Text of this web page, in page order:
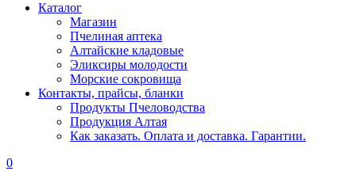
Каталог
Магазин
Пчелиная аптека
Алтайские кладовые
Эликсиры молодости
Морские сокровища
Контакты, прайсы, бланки
Продукты Пчеловодства
Продукция Алтая
Как заказать. Оплата и доставка. Гарантии.
0